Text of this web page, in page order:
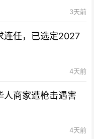
3天前
连任，已选定2027
4天前
人商家遭枪击遇害
4天前